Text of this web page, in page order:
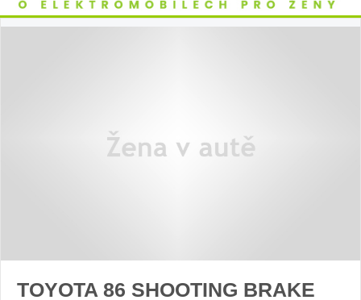
TOYOTA 86 SHOOTING BRAKE